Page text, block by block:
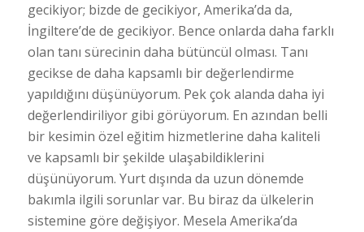
gecikiyor; bizde de gecikiyor, Amerika’da da,
İngiltere’de de gecikiyor. Bence onlarda daha farklı
olan tanı sürecinin daha bütüncül olması. Tanı
gecikse de daha kapsamlı bir değerlendirme
yapıldığını düşünüyorum. Pek çok alanda daha iyi
değerlendiriliyor gibi görüyorum. En azından belli
bir kesimin özel eğitim hizmetlerine daha kaliteli
ve kapsamlı bir şekilde ulaşabildiklerini
düşünüyorum. Yurt dışında da uzun dönemde
bakımla ilgili sorunlar var. Bu biraz da ülkelerin
sistemine göre değişiyor. Mesela Amerika’da